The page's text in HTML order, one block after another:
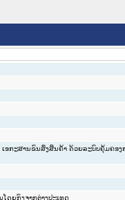
ອກະສານຂົນສົ່ງສິນຄ້າ ດ້ວຍລະບົບຄຸ້ມຄອງ
ດຍກົງຈາກຕ່າງປະເທດ